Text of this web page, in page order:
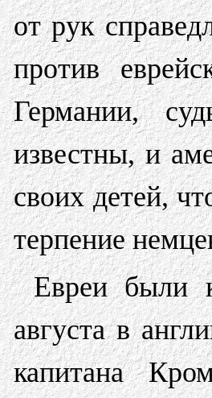
от рук
против
Германии,
известны, и
своих детей,
терпение
Евреи были
августа в
капитана